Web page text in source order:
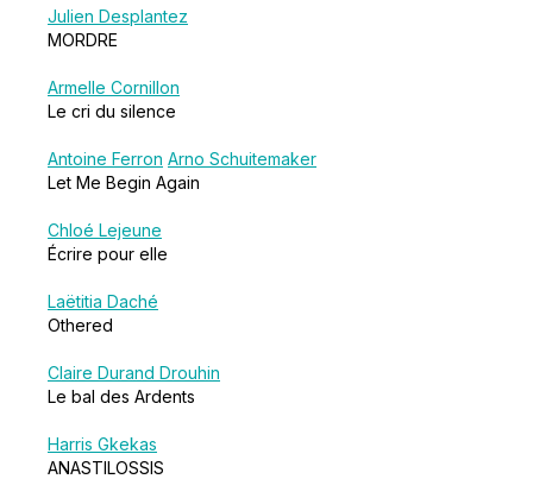
Julien Desplantez
MORDRE
Armelle Cornillon
Le cri du silence
Antoine Ferron Arno Schuitemaker
Let Me Begin Again
Chloé Lejeune
Écrire pour elle
Laëtitia Daché
Othered
Claire Durand Drouhin
Le bal des Ardents
Harris Gkekas
ANASTILOSSIS